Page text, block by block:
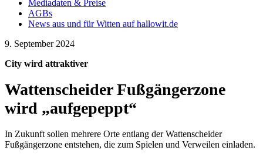
Mediadaten & Preise
AGBs
News aus und für Witten auf hallowit.de
9. September 2024
City wird attraktiver
Wattenscheider Fußgängerzone
wird „aufgepeppt“
In Zukunft sollen mehrere Orte entlang der Wattenscheider
Fußgängerzone entstehen, die zum Spielen und Verweilen einladen.